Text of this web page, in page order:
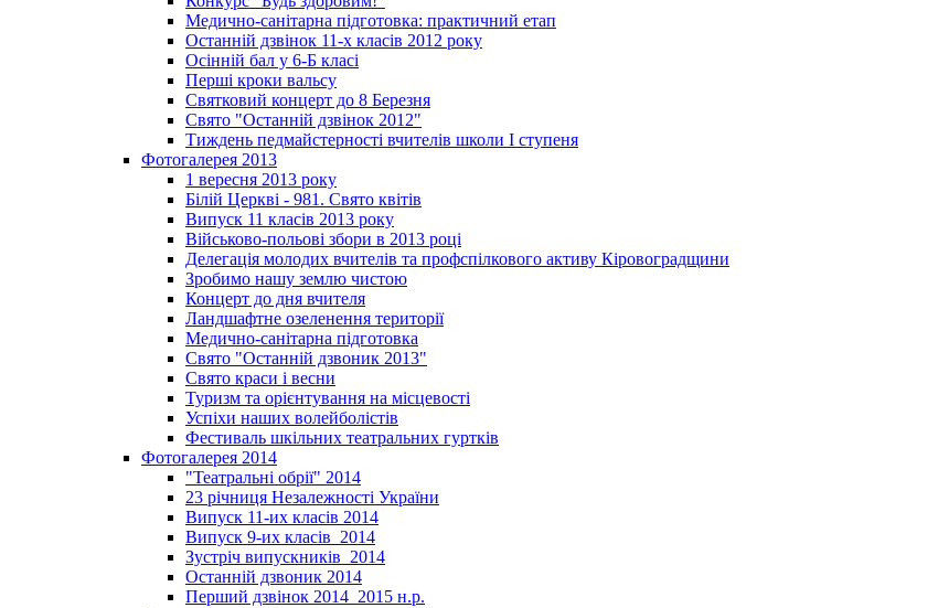
Медично-санітарна підготовка: практичний етап
Останній дзвінок 11-х класів 2012 року
Осінній бал у 6-Б класі
Перші кроки вальсу
Святковий концерт до 8 Березня
Свято "Останній дзвінок 2012"
Тиждень педмайстерності вчителів школи І ступеня
Фотогалерея 2013
1 вересня 2013 року
Білій Церкві - 981. Свято квітів
Випуск 11 класів 2013 року
Військово-польові збори в 2013 році
Делегація молодих вчителів та профспілкового активу Кіровоградщини
Зробимо нашу землю чистою
Концерт до дня вчителя
Ландшафтне озеленення території
Медично-санітарна підготовка
Свято "Останній дзвоник 2013"
Свято краси і весни
Туризм та орієнтування на місцевості
Успіхи наших волейболістів
Фестиваль шкільних театральних гуртків
Фотогалерея 2014
"Театральні обрії" 2014
23 річниця Незалежності України
Випуск 11-их класів 2014
Випуск 9-их класів_2014
Зустріч випускників_2014
Останній дзвоник 2014
Перший дзвінок 2014_2015 н.р.